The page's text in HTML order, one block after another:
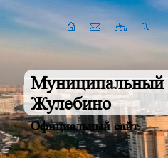
Муниципальный
Жулебино
Официальный сайт